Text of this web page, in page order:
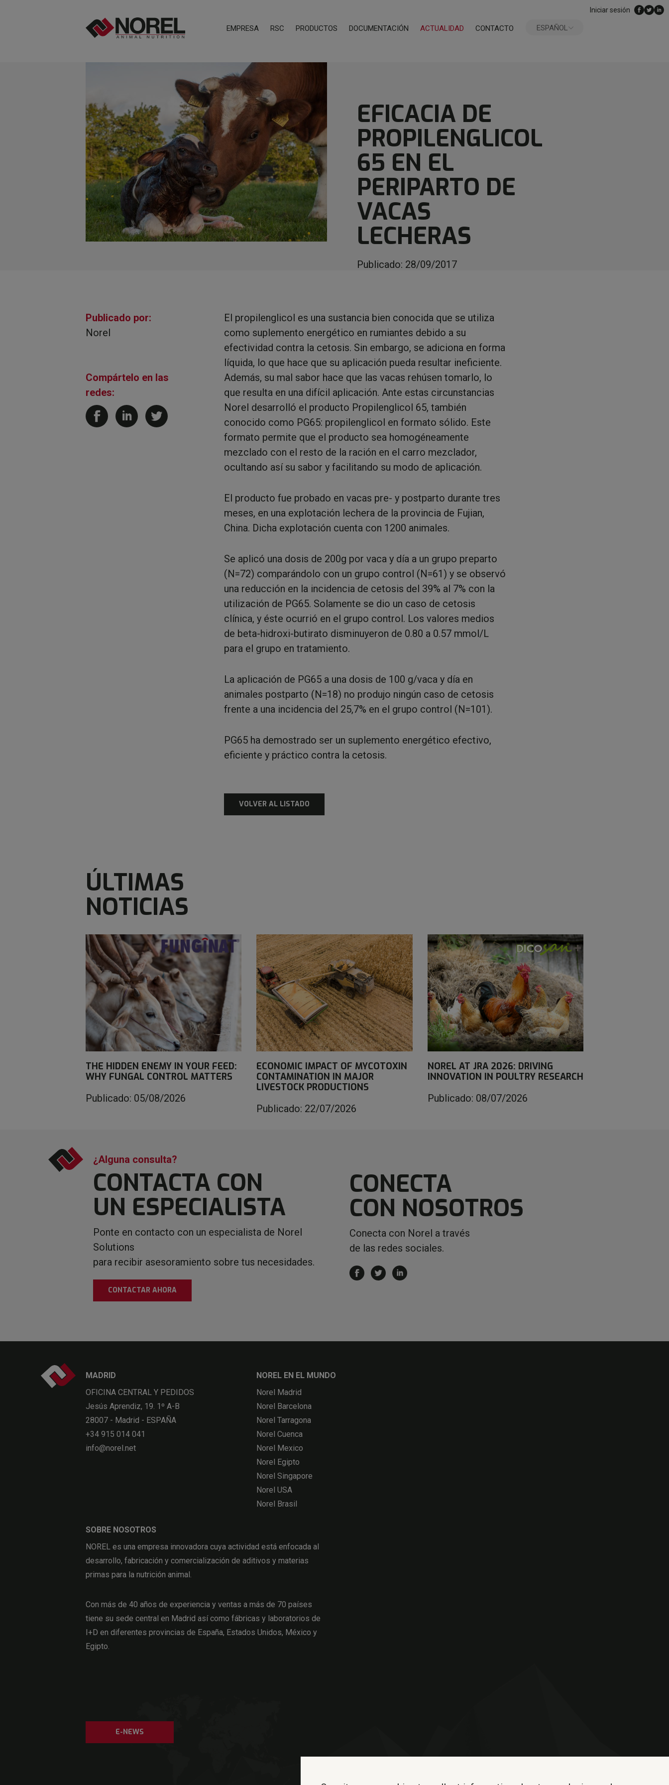
EMPRESA RSC PRODUCTOS DOCUMENTACIÓN ACTUALIDAD
CONTACTO
ESPAÑOL
Iniciar sesión
EFICACIA DE
PROPILENGLICOL
65 EN EL
PERIPARTO DE
VACAS
LECHERAS
Publicado: 28/09/2017
Publicado por:
Norel
Compártelo en las
redes:
El propilenglicol es una sustancia bien conocida que se utiliza
como suplemento energético en rumiantes debido a su
efectividad contra la cetosis. Sin embargo, se adiciona en forma
líquida, lo que hace que su aplicación pueda resultar ineficiente.
Además, su mal sabor hace que las vacas rehúsen tomarlo, lo
que resulta en una difícil aplicación. Ante estas circunstancias
Norel desarrolló el producto Propilenglicol 65, también
conocido como PG65: propilenglicol en formato sólido. Este
formato permite que el producto sea homogéneamente
mezclado con el resto de la ración en el carro mezclador,
ocultando así su sabor y facilitando su modo de aplicación.
El producto fue probado en vacas pre- y postparto durante tres
meses, en una explotación lechera de la provincia de Fujian,
China. Dicha explotación cuenta con 1200 animales.
Se aplicó una dosis de 200g por vaca y día a un grupo preparto
(N=72) comparándolo con un grupo control (N=61) y se observó
una reducción en la incidencia de cetosis del 39% al 7% con la
utilización de PG65. Solamente se dio un caso de cetosis
clínica, y éste ocurrió en el grupo control. Los valores medios
de beta-hidroxi-butirato disminuyeron de 0.80 a 0.57 mmol/L
para el grupo en tratamiento.
La aplicación de PG65 a una dosis de 100 g/vaca y día en
animales postparto (N=18) no produjo ningún caso de cetosis
frente a una incidencia del 25,7% en el grupo control (N=101).
PG65 ha demostrado ser un suplemento energético efectivo,
eficiente y práctico contra la cetosis.
VOLVER AL LISTADO
ÚLTIMAS
NOTICIAS
THE HIDDEN ENEMY IN YOUR FEED:
WHY FUNGAL CONTROL MATTERS
Publicado: 05/08/2026
ECONOMIC IMPACT OF MYCOTOXIN
CONTAMINATION IN MAJOR
LIVESTOCK PRODUCTIONS
Publicado: 22/07/2026
NOREL AT JRA 2026: DRIVING
INNOVATION IN POULTRY RESEARCH
Publicado: 08/07/2026
¿Alguna consulta?
CONTACTA CON
UN ESPECIALISTA
Ponte en contacto con un especialista de Norel
Solutions
para recibir asesoramiento sobre tus necesidades.
CONTACTAR AHORA
CONECTA
CON NOSOTROS
Conecta con Norel a través
de las redes sociales.
MADRID
OFICINA CENTRAL Y PEDIDOS
Jesús Aprendiz, 19. 1º A-B
28007 - Madrid - ESPAÑA
+34 915 014 041
info@norel.net
NOREL EN EL MUNDO
Norel Madrid
Norel Barcelona
Norel Tarragona
Norel Cuenca
Norel Mexico
Norel Egipto
Norel Singapore
Norel USA
Norel Brasil
SOBRE NOSOTROS
NOREL es una empresa innovadora cuya actividad está enfocada al
desarrollo, fabricación y comercialización de aditivos y materias
primas para la nutrición animal.
Con más de 40 años de experiencia y ventas a más de 70 países
tiene su sede central en Madrid así como fábricas y laboratorios de
I+D en diferentes provincias de España, Estados Unidos, México y
Egipto.
E-NEWS